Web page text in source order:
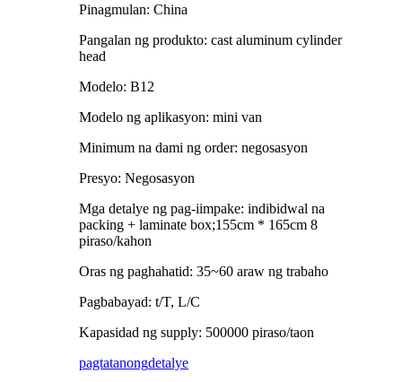
Pinagmulan: China
Pangalan ng produkto: cast aluminum cylinder
head
Modelo: B12
Modelo ng aplikasyon: mini van
Minimum na dami ng order: negosasyon
Presyo: Negosasyon
Mga detalye ng pag-iimpake: indibidwal na
packing + laminate box;155cm * 165cm 8
piraso/kahon
Oras ng paghahatid: 35~60 araw ng trabaho
Pagbabayad: t/T, L/C
Kapasidad ng supply: 500000 piraso/taon
pagtatanongdetalye